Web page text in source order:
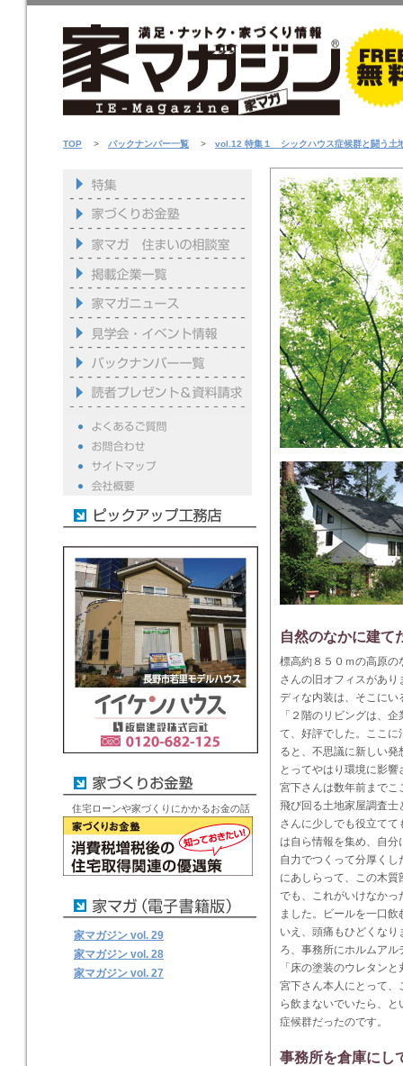
TOP > バックナンバー一覧 > vol.12 特集１ シックハウス症候群と闘う土
住宅ローンや家づくりにかかるお金の話
家マガジン vol. 29
家マガジン vol. 28
家マガジン vol. 27
自然のなかに建て
標高約８５０ｍの高原
さんの旧オフィスがあ
ディな内装は、そこに
「２階のリビングは、
て、好評でした。ここ
ると、不思議に新しい
とってやはり環境に影
宮下さんは数年前まで
飛び回る土地家屋調査
さんに少しでも役立て
は自ら情報を集め、自
自力でつくって分厚く
にあしらって、この木
でも、これがいけなか
ました。ビールを一口
いえ、頭痛もひどくな
ろ、事務所にホルムア
「床の塗装のウレタン
宮下さん本人にとって
ら飲まないでいたら、
症候群だったのです。
事務所を倉庫にし